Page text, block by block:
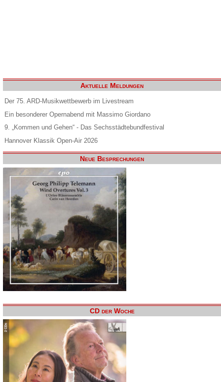
Aktuelle Meldungen
Der 75. ARD-Musikwettbewerb im Livestream
Ein besonderer Opernabend mit Massimo Giordano
9. „Kommen und Gehen“ - Das Sechsstädtebundfestival
Hannover Klassik Open-Air 2026
Neue Besprechungen
CD der Woche